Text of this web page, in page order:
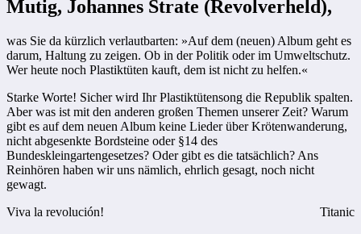
Mutig, Johannes Strate (Revolverheld),
was Sie da kürzlich verlautbarten: »Auf dem (neuen) Album geht es
darum, Haltung zu zeigen. Ob in der Politik oder im Umweltschutz.
Wer heute noch Plastiktüten kauft, dem ist nicht zu helfen.«
Starke Worte! Sicher wird Ihr Plastiktütensong die Republik spalten.
Aber was ist mit den anderen großen Themen unserer Zeit? Warum
gibt es auf dem neuen Album keine Lieder über Krötenwanderung,
nicht abgesenkte Bordsteine oder §14 des
Bundeskleingartengesetzes? Oder gibt es die tatsächlich? Ans
Reinhören haben wir uns nämlich, ehrlich gesagt, noch nicht
gewagt.
Viva la revolución!
Titanic